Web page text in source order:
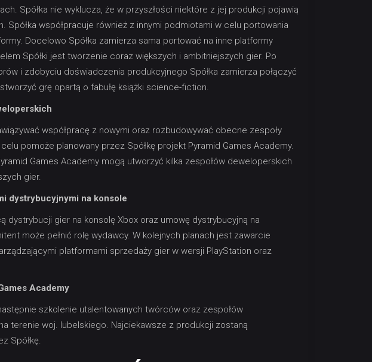
Spółka nie wyklucza, że w przyszłości niektóre z jej produkcji pojawią
Spółka współpracuje również z innymi podmiotami w celu portowania
Docelowo Spółka zamierza sama portować na inne platformy
Spółki jest tworzenie coraz większych i ambitniejszych gier. Po
i zdobyciu doświadczenia produkcyjnego Spółka zamierza połączyć
grę opartą o fabułę książki science-fiction.
współpracę z nowymi oraz rozbudowywać obecne zespoły
pomoże planowany przez Spółkę projekt Pyramid Games Academy.
Games Academy mogą utworzyć kilka zespołów deweloperskich
gier.
dystrybucyjnymi na konsole
dystrybucji gier na konsolę Xbox oraz umowę dystrybucyjną na
może pełnić rolę wydawcy. W kolejnych planach jest zawarcie
platformami sprzedaży gier w wersji PlayStation oraz
Academy
szkolenie utalentowanych twórców oraz zespołów
terenie woj. lubelskiego. Najciekawsze z produkcji zostaną
Spółkę.